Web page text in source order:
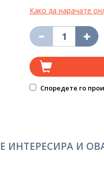
Како да нарачате
Споредете го
ИНТЕРЕСИРА И